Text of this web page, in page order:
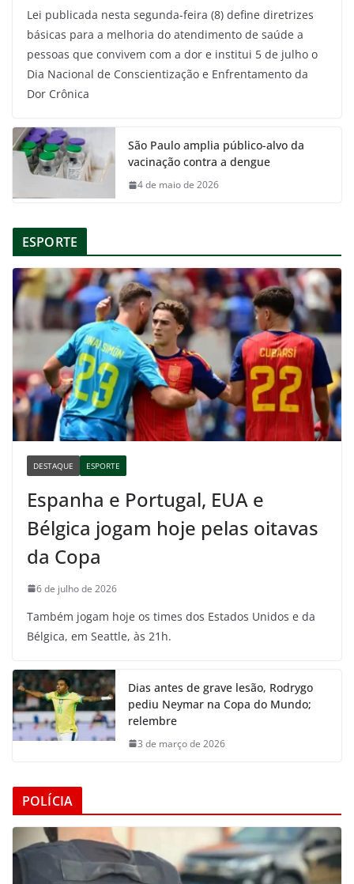
Lei publicada nesta segunda-feira (8) define diretrizes
básicas para a melhoria do atendimento de saúde a
pessoas que convivem com a dor e institui 5 de julho o
Dia Nacional de Conscientização e Enfrentamento da
Dor Crônica
São Paulo amplia público-alvo da
vacinação contra a dengue
4 de maio de 2026
ESPORTE
DESTAQUE ESPORTE
Espanha e Portugal, EUA e
Bélgica jogam hoje pelas oitavas
da Copa
6 de julho de 2026
Também jogam hoje os times dos Estados Unidos e da
Bélgica, em Seattle, às 21h.
Dias antes de grave lesão, Rodrygo
pediu Neymar na Copa do Mundo;
relembre
3 de março de 2026
POLÍCIA